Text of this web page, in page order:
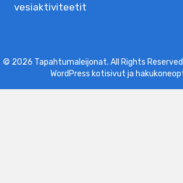
vesiaktiviteetit
© 2026 Tapahtumaleijonat. All Rights
WordPress kotisivut ja